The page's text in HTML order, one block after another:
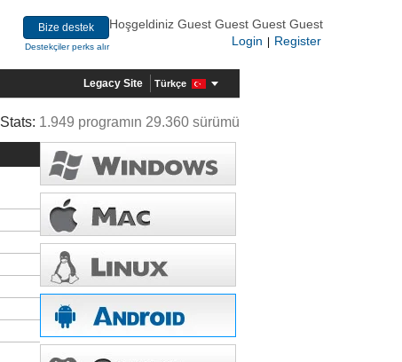
Bize destek
Destekçiler perks alır
Hoşgeldiniz Guest Guest Guest Guest
Login
Register
Legacy Site Türkçe
Stats: 1.949 programın 29.360 sürümü